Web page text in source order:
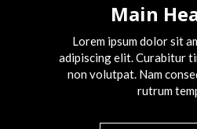
Main
Lorem ipsum dolor sit
adipiscing elit. Curabitur
non volutpat. Nam
rutrum